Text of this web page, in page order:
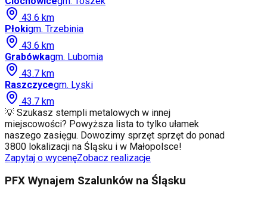
43.6 km
Płokigm. Trzebinia
43.6 km
Grabówkagm. Lubomia
43.7 km
Raszczycegm. Lyski
43.7 km
💡 Szukasz stempli metalowych w innej
miejscowości? Powyższa lista to tylko ułamek
naszego zasięgu. Dowozimy sprzęt sprzęt do ponad
3800 lokalizacji na Śląsku i w Małopolsce!
Zapytaj o wycenęZobacz realizacje
PFX Wynajem Szalunków na Śląsku